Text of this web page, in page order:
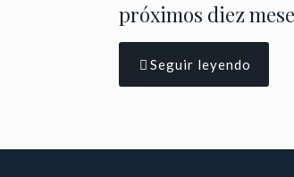
próximos diez
Seguir leyendo